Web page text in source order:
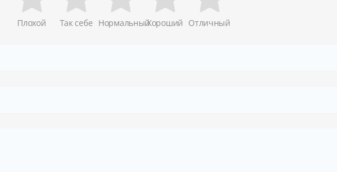
Плохой Так себе НормальныйХороший Отличный